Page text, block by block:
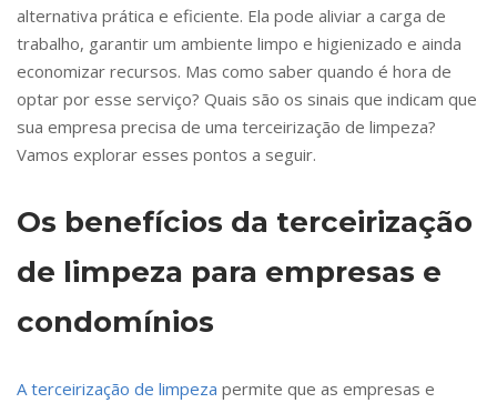
alternativa prática e eficiente. Ela pode aliviar a carga de
trabalho, garantir um ambiente limpo e higienizado e ainda
economizar recursos. Mas como saber quando é hora de
optar por esse serviço? Quais são os sinais que indicam que
sua empresa precisa de uma terceirização de limpeza?
Vamos explorar esses pontos a seguir.
Os benefícios da terceirização
de limpeza para empresas e
condomínios
A terceirização de limpeza permite que as empresas e